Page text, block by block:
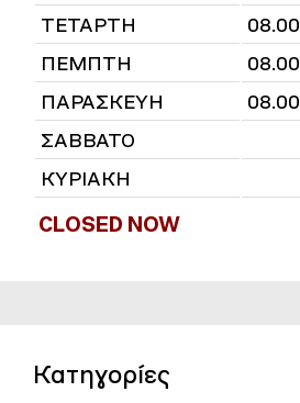
ΤΕΤΑΡΤΗ
08.00
ΠΕΜΠΤΗ
08.00
ΠΑΡΑΣΚΕΥΗ
08.00
ΣΑΒΒΑΤΟ
ΚΥΡΙΑΚΗ
CLOSED NOW
Κατηγορίες